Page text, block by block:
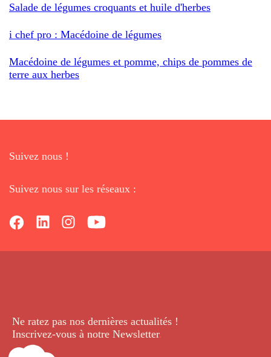
Salade de légumes croquants et huile d'herbes
i chef pro : Macédoine de légumes
Macédoine de légumes et pomme, chips de pommes de
terre aux herbes
Suivez nous !
Suivez nous sur les réseaux :
Ne ratez pas nos dernières actualités !
Inscrivez-vous à notre Newsletter.